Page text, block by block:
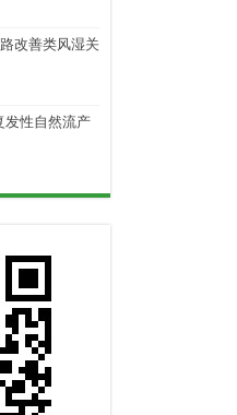
改善类风湿关
发性自然流产